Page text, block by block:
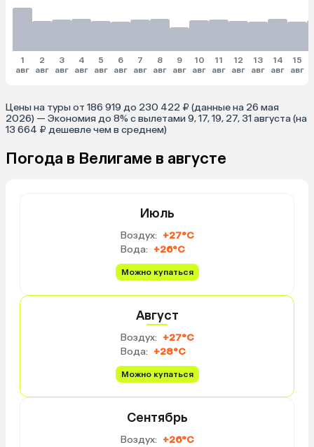
1
авг
2
авг
3
авг
4
авг
5
авг
6
авг
7
авг
8
авг
9
авг
10
авг
11
авг
12
авг
13
авг
14
авг
15
авг
Цены на туры от 186 919 до 230 422 ₽ (данные на 26 мая
2026) — Экономия до 8% с вылетами 9, 17, 19, 27, 31 августа (на
13 664 ₽ дешевле чем в среднем)
Погода в Велигаме в августе
Июль
Воздух: +27°C
Вода: +26°C
Можно купаться
Август
Воздух: +27°C
Вода: +28°C
Можно купаться
Сентябрь
Воздух: +26°C